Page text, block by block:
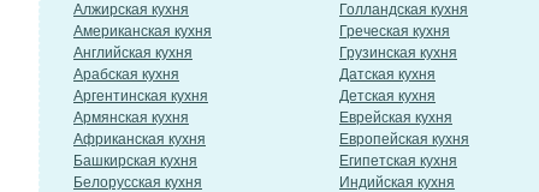
Алжирская кухня
Американская кухня
Английская кухня
Арабская кухня
Аргентинская кухня
Армянская кухня
Африканская кухня
Башкирская кухня
Белорусская кухня
Голландская кухня
Греческая кухня
Грузинская кухня
Датская кухня
Детская кухня
Еврейская кухня
Европейская кухня
Египетская кухня
Индийская кухня